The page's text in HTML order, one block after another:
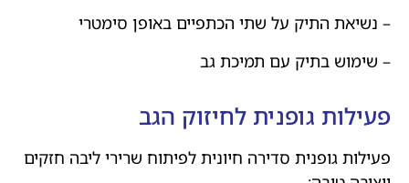
– נשיאת התיק על שתי הכתפיים באופן סימטרי
– שימוש בתיק עם תמיכת גב
פעילות גופנית לחיזוק הגב
פעילות גופנית סדירה חיונית לפיתוח שרירי ליבה חזקים